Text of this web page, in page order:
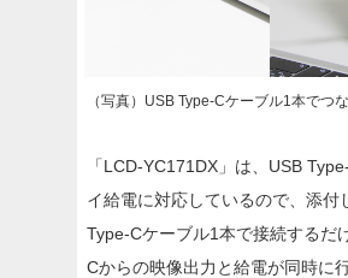
（写真）USB Type-Cケーブル1本でつ
「LCD-YC171DX」は、USB
イ給電に対応しているので、添付
Type-Cケーブル1本で接続するだ
Cからの映像出力と給電が同時に